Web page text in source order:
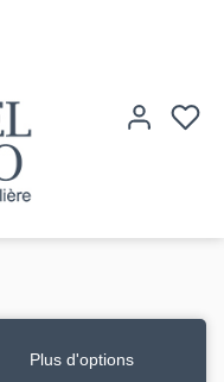
Plus d'options